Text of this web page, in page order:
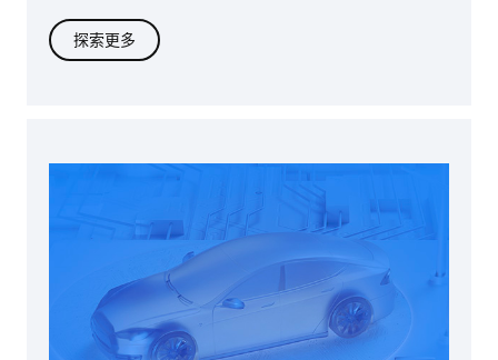
探索更多